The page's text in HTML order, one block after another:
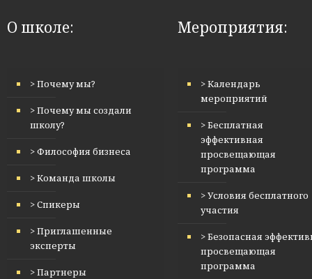
О школе:
> Почему мы?
> Почему мы создали
школу?
> Философия бизнеса
> Команда школы
> Спикеры
> Приглашенные
эксперты
> Партнеры
Мероприятия:
> Календарь
мероприятий
> Бесплатная
эффективная
просвещающая
программа
> Условия бесплатного
участия
> Безопасная
просвещающая
программа